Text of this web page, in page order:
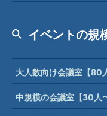
イベントの規
大人数向け会議室【80
中規模の会議室【30人